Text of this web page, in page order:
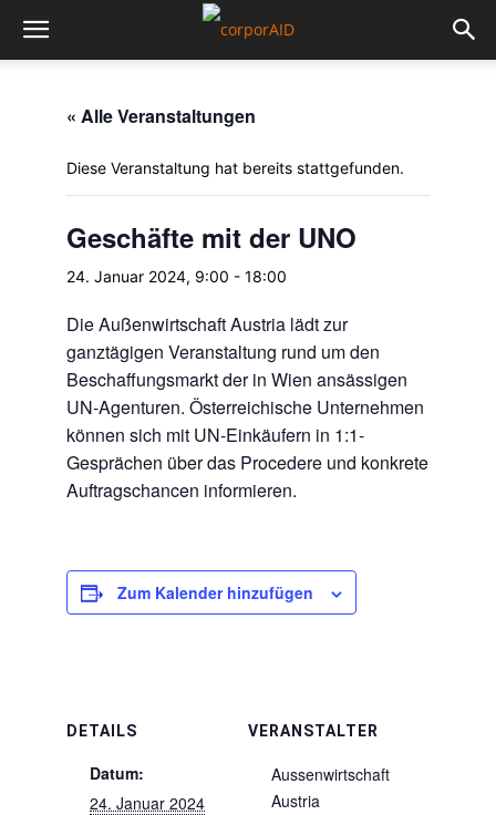
« Alle Veranstaltungen
Diese Veranstaltung hat bereits stattgefunden.
Geschäfte mit der UNO
24. Januar 2024, 9:00 - 18:00
Die Außenwirtschaft Austria lädt zur
ganztägigen Veranstaltung rund um den
Beschaffungsmarkt der in Wien ansässigen
UN-Agenturen. Österreichische Unternehmen
können sich mit UN-Einkäufern in 1:1-
Gesprächen über das Procedere und konkrete
Auftragschancen informieren.
Zum Kalender hinzufügen
DETAILS
Datum:
24. Januar 2024
VERANSTALTER
Aussenwirtschaft
Austria